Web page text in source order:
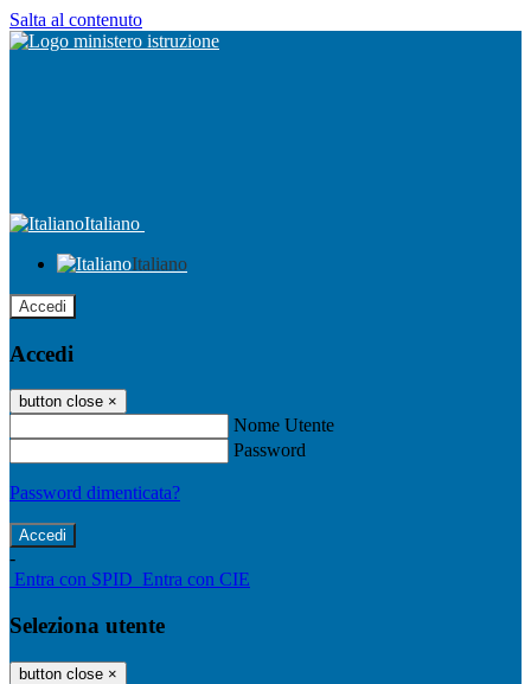
Salta al contenuto
Italiano
Italiano
Accedi
Accedi
button close ×
Nome Utente
Password
Password dimenticata?
-
Entra con SPID Entra con CIE
Seleziona utente
button close ×